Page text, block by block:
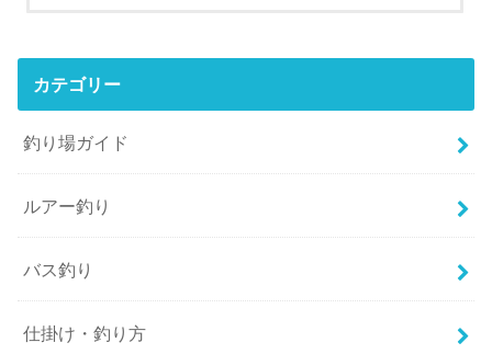
カテゴリー
釣り場ガイド
ルアー釣り
バス釣り
仕掛け・釣り方